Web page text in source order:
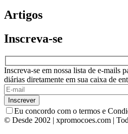
Artigos
Inscreva-se
Inscreva-se em nossa lista de e-mails
diárias diretamente em sua caixa de
Eu concordo com o termos e
© Desde 2002 | xpromocoes.com |